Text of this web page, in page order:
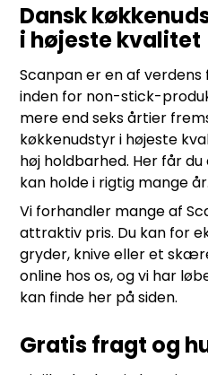
Dansk
i højeste kvalitet
Scanpan er en af
inden for non-stick-
mere end seks årtier
køkkenudstyr i højeste
høj holdbarhed. Her får
kan holde i rigtig mange år.
Vi forhandler mange af
attraktiv pris. Du kan for
gryder, knive eller et
online hos os, og vi har
kan finde her på siden.
Gratis fragt og